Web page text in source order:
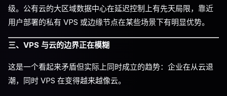
级。公有云的大区域数据中心在延迟控制上有先天局限，靠近
用户部署的私有 VPS 或边缘节点在某些场景下有明显优势。
三、VPS 与云的边界正在模糊
这是一个看起来矛盾但实际上同时成立的趋势：企业在从云退
潮，同时 VPS 在变得越来越像云。